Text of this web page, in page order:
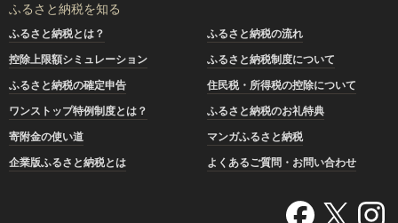
ふるさと納税を知る
ふるさと納税とは？
ふるさと納税の流れ
控除上限額シミュレーション
ふるさと納税制度について
ふるさと納税の確定申告
住民税・所得税の控除について
ワンストップ特例制度とは？
ふるさと納税のお礼特典
寄附金の使い道
マンガふるさと納税
企業版ふるさと納税とは
よくあるご質問・お問い合わせ